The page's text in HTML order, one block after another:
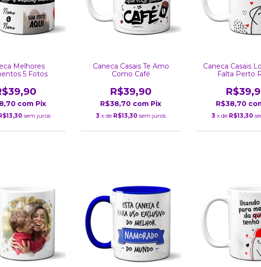
Melhores
5 Fotos
com Pix
sem juros
Caneca Casais Te Amo
Como Café
R$39,90
R$38,70 com Pix
3 x de R$13,30 sem juros
Caneca Casais
Falta Perto
R$38,70
3 x de R$13,30